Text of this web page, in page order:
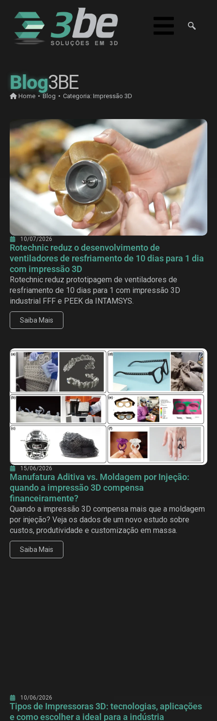
Blog3BE
Home • Blog • Categoria: Impressão 3D
10/07/2026
Rotechnic reduz o desenvolvimento de
ventiladores de resfriamento de 10 dias para 1 dia
com impressão 3D
Rotechnic reduz prototipagem de ventiladores de
resfriamento de 10 dias para 1 com impressão 3D
industrial FFF e PEEK da INTAMSYS.
Saiba Mais
15/06/2026
Manufatura Aditiva vs. Moldagem por Injeção:
quando a impressão 3D compensa
financeiramente?
Quando a impressão 3D compensa mais que a moldagem
por injeção? Veja os dados de um novo estudo sobre
custos, produtividade e customização em massa.
Saiba Mais
10/06/2026
Tipos de Impressoras 3D: tecnologias, aplicações
e como escolher a ideal para a indústria